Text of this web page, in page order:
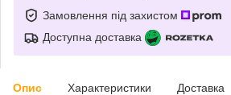
Замовлення під захистом
Доступна доставка
Опис Характеристики Доставка